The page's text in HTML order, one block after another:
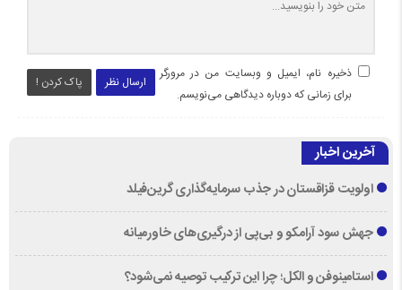
ارسال نظر پاک کردن !
ذخیره نام، ایمیل و وبسایت من در مرورگر
برای زمانی که دوباره دیدگاهی می‌نویسم.
آخرین اخبار
اولویت قزاقستان در جذب سرمایه‌گذاری گرین‌فیلد
جهش سود آرامکو و بی‌پی از درگیری‌های خاورمیانه
استامینوفن و الکل؛ چرا این ترکیب توصیه نمی‌شود؟